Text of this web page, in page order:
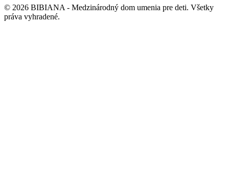
© 2026 BIBIANA - Medzinárodný dom umenia pre deti. Všetky
práva vyhradené.